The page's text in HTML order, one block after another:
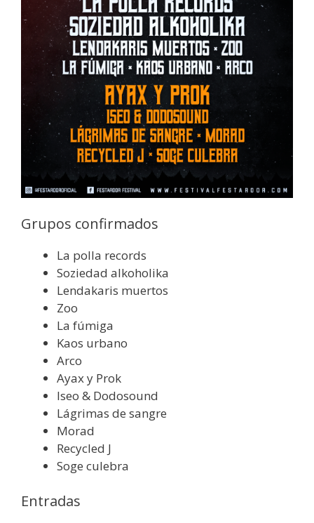
Grupos confirmados
La polla records
Soziedad alkoholika
Lendakaris muertos
Zoo
La fúmiga
Kaos urbano
Arco
Ayax y Prok
Iseo & Dodosound
Lágrimas de sangre
Morad
Recycled J
Soge culebra
Entradas